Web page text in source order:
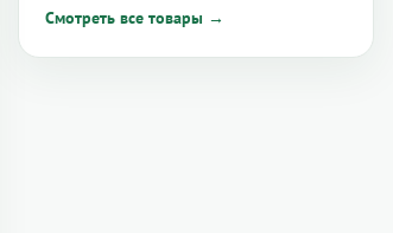
Смотреть все товары →